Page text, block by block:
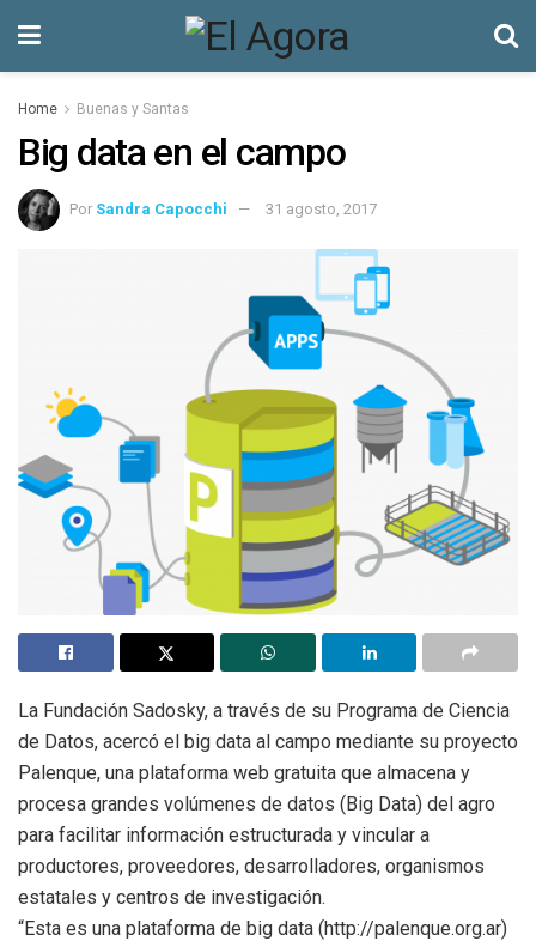
Home Buenas y Santas
Big data en el campo
Por Sandra Capocchi 31 agosto, 2017
La Fundación Sadosky, a través de su Programa de Ciencia
de Datos, acercó el big data al campo mediante su proyecto
Palenque, una plataforma web gratuita que almacena y
procesa grandes volúmenes de datos (Big Data) del agro
para facilitar información estructurada y vincular a
productores, proveedores, desarrolladores, organismos
estatales y centros de investigación.
“Esta es una plataforma de big data (http://palenque.org.ar)